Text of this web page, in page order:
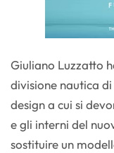
Giuliano Luzzatto
divisione nautica
design a cui si
e gli interni del
sostituire un